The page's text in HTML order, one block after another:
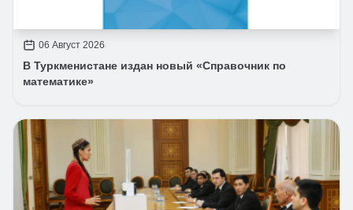
06 Август 2026
В Туркменистане издан новый «Справочник по
математике»